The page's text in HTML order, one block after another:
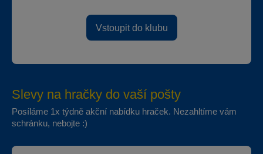
Vstoupit do klubu
Slevy na hračky do vaší pošty
Posíláme 1x týdně akční nabídku hraček. Nezahltíme vám
schránku, nebojte :)